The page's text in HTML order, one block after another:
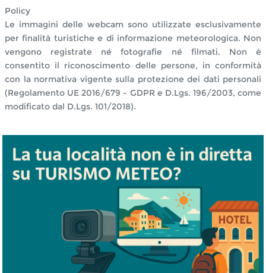
Policy
Le immagini delle webcam sono utilizzate esclusivamente
per finalità turistiche e di informazione meteorologica. Non
vengono registrate né fotografie né filmati. Non è
consentito il riconoscimento delle persone, in conformità
con la normativa vigente sulla protezione dei dati personali
(Regolamento UE 2016/679 - GDPR e D.Lgs. 196/2003, come
modificato dal D.Lgs. 101/2018).